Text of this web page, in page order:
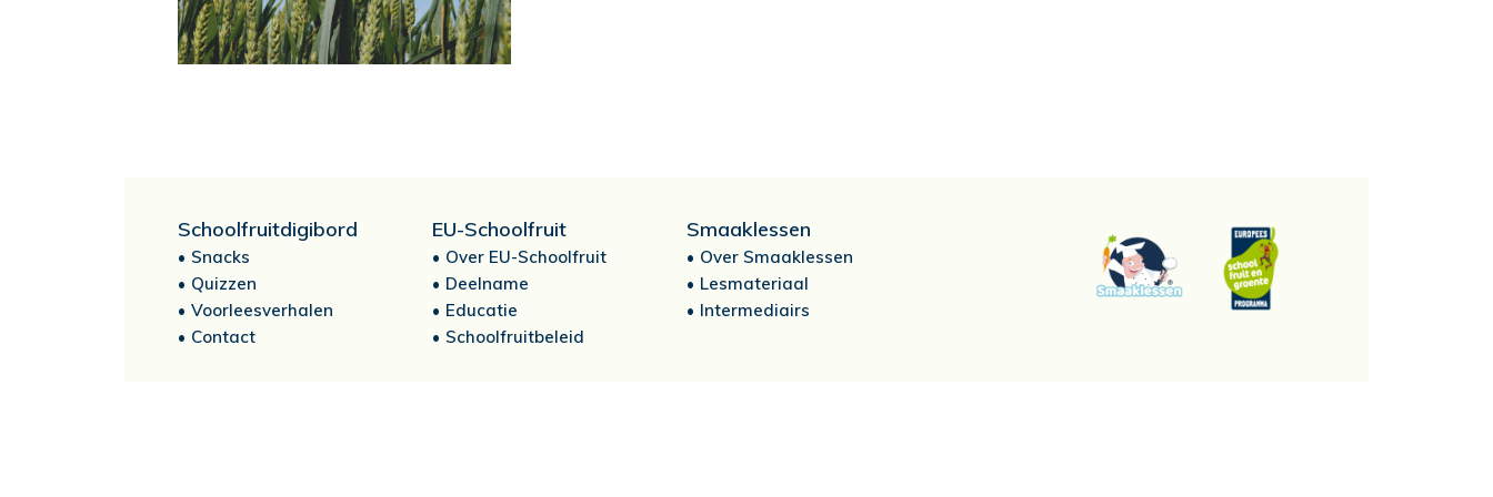
Schoolfruitdigibord
Snacks
Quizzen
Voorleesverhalen
Contact
EU-Schoolfruit
Over EU-Schoolfruit
Deelname
Educatie
Schoolfruitbeleid
Smaaklessen
Over Smaaklessen
Lesmateriaal
Intermediairs